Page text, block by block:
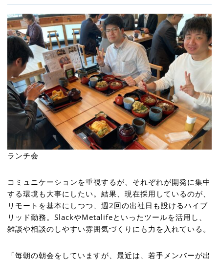
ランチ会
コミュニケーションを重視するが、それぞれが開発に集中
する環境も大事にしたい。結果、現在採用しているのが、
リモートを基本にしつつ、週2回の出社日も設けるハイブ
リッド勤務。SlackやMetalifeといったツールを活用し、
雑談や相談のしやすい雰囲気づくりにも力を入れている。
「毎朝の朝会をしていますが、最近は、若手メンバーが出